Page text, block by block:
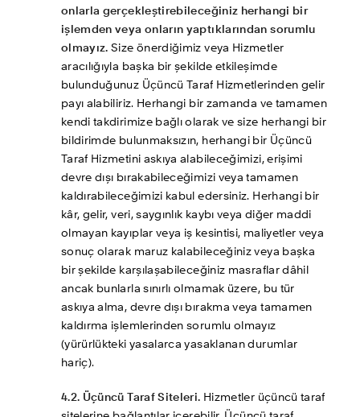
onlarla gerçekleştirebileceğiniz herhangi bir
işlemden veya onların yaptıklarından sorumlu
olmayız. Size önerdiğimiz veya Hizmetler
aracılığıyla başka bir şekilde etkileşimde
bulunduğunuz Üçüncü Taraf Hizmetlerinden gelir
payı alabiliriz. Herhangi bir zamanda ve tamamen
kendi takdirimize bağlı olarak ve size herhangi bir
bildirimde bulunmaksızın, herhangi bir Üçüncü
Taraf Hizmetini askıya alabileceğimizi, erişimi
devre dışı bırakabileceğimizi veya tamamen
kaldırabileceğimizi kabul edersiniz. Herhangi bir
kâr, gelir, veri, saygınlık kaybı veya diğer maddi
olmayan kayıplar veya iş kesintisi, maliyetler veya
sonuç olarak maruz kalabileceğiniz veya başka
bir şekilde karşılaşabileceğiniz masraflar dâhil
ancak bunlarla sınırlı olmamak üzere, bu tür
askıya alma, devre dışı bırakma veya tamamen
kaldırma işlemlerinden sorumlu olmayız
(yürürlükteki yasalarca yasaklanan durumlar
hariç).
4.2. Üçüncü Taraf Siteleri. Hizmetler üçüncü taraf